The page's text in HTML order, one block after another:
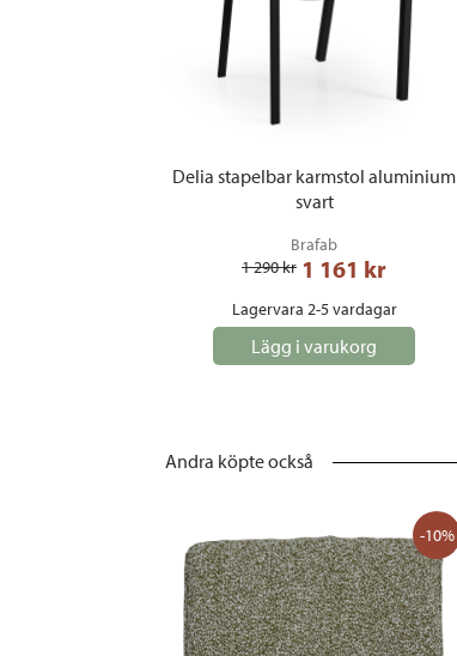
Delia stapelbar karmstol aluminium
svart
Brafab
1 290 kr 1 161 kr
Lagervara 2-5 vardagar
Lägg i varukorg
Andra köpte också
-10%